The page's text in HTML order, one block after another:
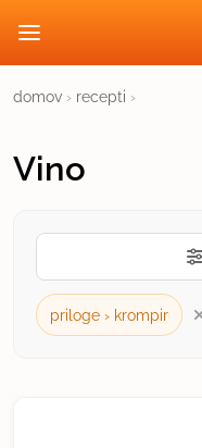
domov › recepti ›
Vino
priloge › krompir